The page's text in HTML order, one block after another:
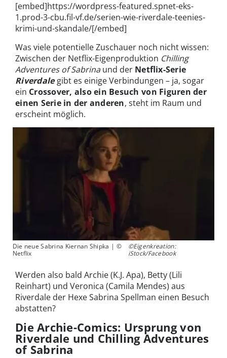
[embed]https://wordpress-featured.spnet-eks-
1.prod-3-cbu.fil-vf.de/serien-wie-riverdale-teenies-
krimi-und-skandale/[/embed]
Was viele potentielle Zuschauer noch nicht wissen:
Zwischen der Netflix-Eigenproduktion Chilling
Adventures of Sabrinaund der Netflix-Serie
Riverdale gibt es einige Verbindungen – ja, sogar
ein Crossover, also ein Besuch von Figuren der
einen Serie in der anderen, steht im Raum und
erscheint möglich.
Die neue Sabrina Kiernan Shipka | ©
Netflix
©Eigenkreation:
iStock/Facebook
Werden also bald Archie (K.J. Apa), Betty (Lili
Reinhart) und Veronica (Camila Mendes) aus
Riverdale der Hexe Sabrina Spellman einen Besuch
abstatten?
Die Archie-Comics: Ursprung von
Riverdale und Chilling Adventures
of Sabrina